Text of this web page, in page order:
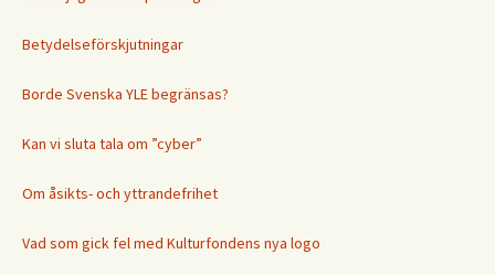
Betydelseförskjutningar
Borde Svenska YLE begränsas?
Kan vi sluta tala om ”cyber”
Om åsikts- och yttrandefrihet
Vad som gick fel med Kulturfondens nya logo